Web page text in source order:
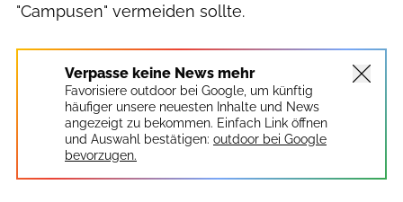
"Campusen" vermeiden sollte.
Verpasse keine News mehr
Favorisiere outdoor bei Google, um künftig
häufiger unsere neuesten Inhalte und News
angezeigt zu bekommen. Einfach Link öffnen
und Auswahl bestätigen: outdoor bei Google
bevorzugen.